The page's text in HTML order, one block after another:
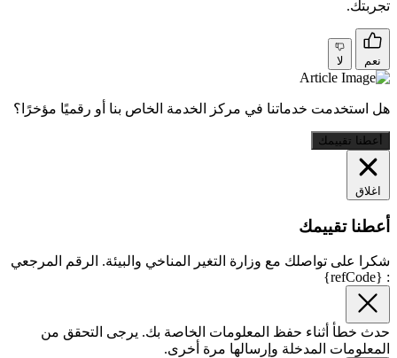
تجربتك.
نعم لا
هل استخدمت خدماتنا في مركز الخدمة الخاص بنا أو رقميًا مؤخرًا؟
أعطنا تقييمك
اغلاق
أعطنا تقييمك
شكرا على تواصلك مع وزارة التغير المناخي والبيئة. الرقم المرجعي
: {refCode}
حدث خطأ أثناء حفظ المعلومات الخاصة بك. يرجى التحقق من
المعلومات المدخلة وإرسالها مرة أخرى.